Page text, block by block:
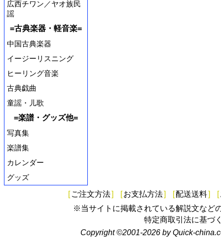
広西チワン／ヤオ族民
謡
=古典楽器・軽音楽=
中国古典楽器
イージーリスニング
ヒーリング音楽
古典戯曲
童謡・儿歌
=楽譜・グッズ他=
写真集
楽譜集
カレンダー
グッズ
[ ご注文方法] [お支払方法] [配送送料] [
※当サイトに掲載されている解説文など
特定商取引法に基づ
Copyright ©2001-2026 by Quick-